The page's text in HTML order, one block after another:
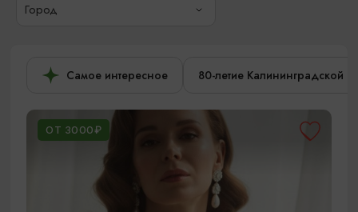
Город
Самое интересное 80-летие Калининградской
ОТ 3000₽